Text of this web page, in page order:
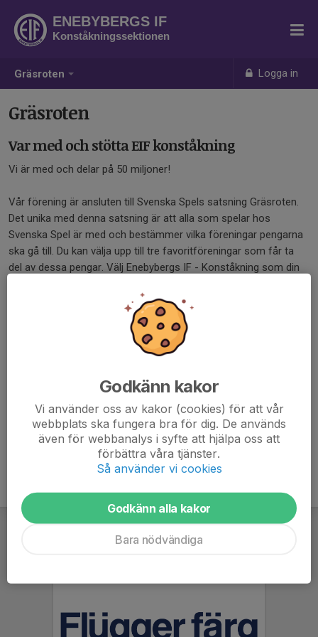
Gräsroten Logga in
ENEBYBERGS IF
Konståkningssektionen
Gräsroten
Var med och stötta EIF konståkning
Vi är med och delar på 50 miljoner!
Vår förening är ansluten till Svenska Spels satsning Gräsroten.
Det unika med denna satsning är att alla som spelar hos
Svenska Spel är med och bestämmer vilka föreningar pengarna
ska gå till. Du kan välja upp till tre favoritföreningar som får ta
del av dessa pengar. Välj Enebybergs IF - Konståkning som din
det enkelt i din spelbutik, på svenskaspel.se/grasroten
genom att ringa Svenska Spels Kundservice på 0770-11 11 11.
När du valt dina favoritföreningar spelar du precis som vanligt,
går till föreningarna. Du kan när som helst byta föreningar. Det
Tack för ditt stöd!
Godkänn kakor
Vi använder oss av kakor (cookies) för att vår
webbplats ska fungera bra för dig. De används
även för webbanalys i syfte att hjälpa oss att
förbättra våra tjänster.
Så använder vi cookies
Godkänn alla kakor
Bara nödvändiga